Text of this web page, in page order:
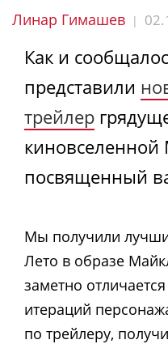
Линар Гимашев |
Как и
представили
трейлер
киновселенной
посвященный
Мы получили
Лето в образе
заметно
итераций
по трейлеру,